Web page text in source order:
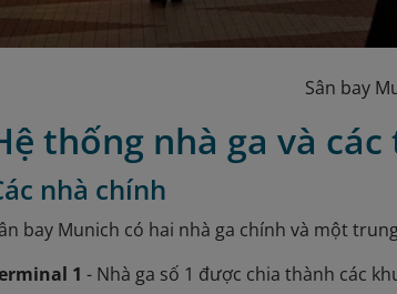
Sân bay
thống nhà ga và
nhà chính
bay Munich có hai nhà ga chính và một
1 - Nhà ga số 1 được chia thành các